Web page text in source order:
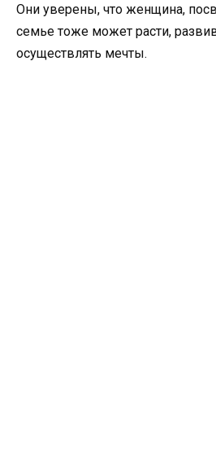
Они уверены, что женщина,
семье тоже может расти,
осуществлять мечты.